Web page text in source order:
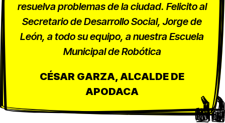
resuelva problemas de la ciudad. Felicito al
Secretario de Desarrollo Social, Jorge de
León, a todo su equipo, a nuestra Escuela
Municipal de Robótica
CÉSAR GARZA, ALCALDE DE
APODACA